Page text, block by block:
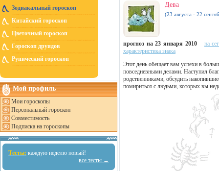
Зодиакальный гороскоп
Китайский гороскоп
Цветочный гороскоп
Гороскоп друидов
Рунический гороскоп
Мой профиль
Мои гороскопы
Персональный гороскоп
Совместимость
Подписка на гороскопы
Тесты: каждую неделю новый!
все тесты →
Дева
(23 августа - 22
прогноз на 23 января 2010
на
характеристика знака
Этот день обещает вам успехи в
повседневными делами. Наступил
родственниками, обсудить
помириться с людьми, которых вы